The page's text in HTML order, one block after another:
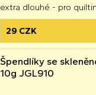
extra dlouhé - pro
29 CZK
Špendlíky se
10g JGL910